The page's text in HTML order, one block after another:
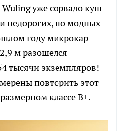
уже сорвало куш
недорогих, но модных
году микрокар
м разошелся
тысячи экземпляров!
повторить этот
классе B+.